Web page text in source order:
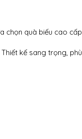
chọn quà biếu cao
kế sang trọng,